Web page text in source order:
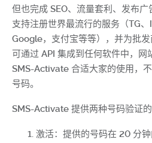
但也完成 SEO、流量套利、发布广
支持注册世界最流行的服务（TG
Google，支付宝等等），并为批发
可通过 API 集成到任何软件中，网
SMS-Activate 合适大家的使用，
号码。
SMS-Activate 提供两种号码验证的
激活：提供的号码在 20 分钟